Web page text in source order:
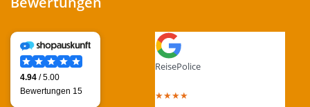
ReisePolice
★★★★